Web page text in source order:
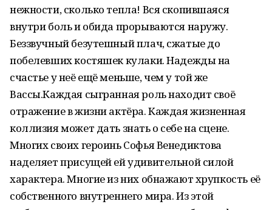
нежности, сколько тепла! Вся скопившаяся
внутри боль и обида прорываются наружу.
Беззвучный безутешный плач, сжатые до
побелевших костяшек кулаки. Надежды на
счастье у неё ещё меньше, чем у той же
Вассы.Каждая сыгранная роль находит своё
отражение в жизни актёра. Каждая жизненная
коллизия может дать знать о себе на сцене.
Многих своих героинь Софья Венедиктова
наделяет присущей ей удивительной силой
характера. Многие из них обнажают хрупкость её
собственного внутреннего мира. Из этой